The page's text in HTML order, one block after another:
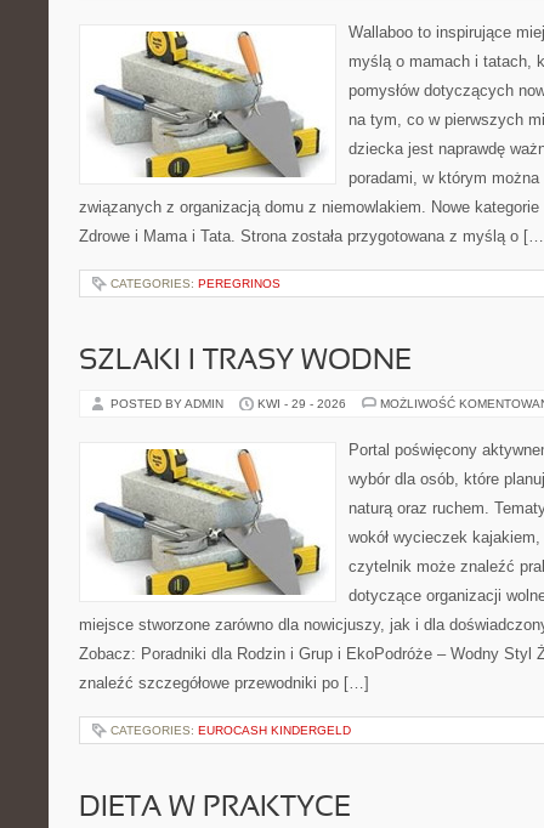
Wallaboo to inspirujące
myślą o mamach i tatach,
pomysłów dotyczących
na tym, co w pierwszych
dziecka jest naprawdę
poradami, w którym
związanych z organizacją domu z niemowlakiem. Nowe
Zdrowe i Mama i Tata. Strona została przygotowana z myślą o
CATEGORIES: PEREGRINOS
SZLAKI I TRASY WODNE
POSTED BY ADMIN KWI - 29 - 2026 MOŻLIWOŚĆ
Portal poświęcony
wybór dla osób, które
naturą oraz ruchem.
wokół wycieczek
czytelnik może znaleźć
dotyczące organizacji
miejsce stworzone zarówno dla nowicjuszy, jak i dla
Zobacz: Poradniki dla Rodzin i Grup i EkoPodróże – Wodny Styl
znaleźć szczegółowe przewodniki po […]
CATEGORIES: EUROCASH KINDERGELD
DIETA W PRAKTYCE